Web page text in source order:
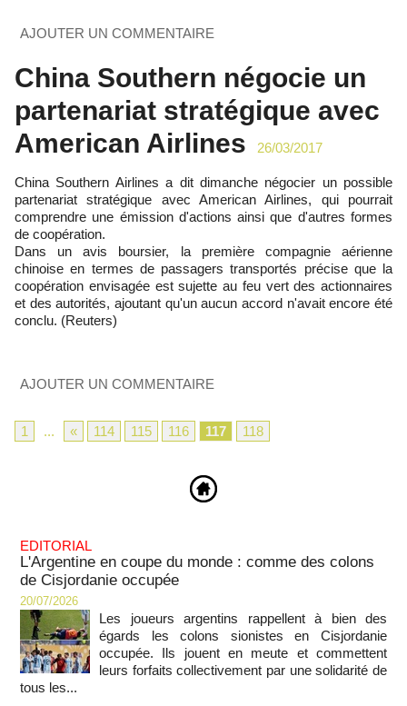
AJOUTER UN COMMENTAIRE
China Southern négocie un
partenariat stratégique avec
American Airlines
26/03/2017
China Southern Airlines a dit dimanche négocier un possible
partenariat stratégique avec American Airlines, qui pourrait
comprendre une émission d'actions ainsi que d'autres formes
de coopération.
Dans un avis boursier, la première compagnie aérienne
chinoise en termes de passagers transportés précise que la
coopération envisagée est sujette au feu vert des actionnaires
et des autorités, ajoutant qu'un aucun accord n'avait encore été
conclu. (Reuters)
AJOUTER UN COMMENTAIRE
1 ... « 114 115 116 117 118
EDITORIAL
L'Argentine en coupe du monde : comme des colons
de Cisjordanie occupée
20/07/2026
Les joueurs argentins rappellent à bien des
égards les colons sionistes en Cisjordanie
occupée. Ils jouent en meute et commettent
leurs forfaits collectivement par une solidarité de
tous les...